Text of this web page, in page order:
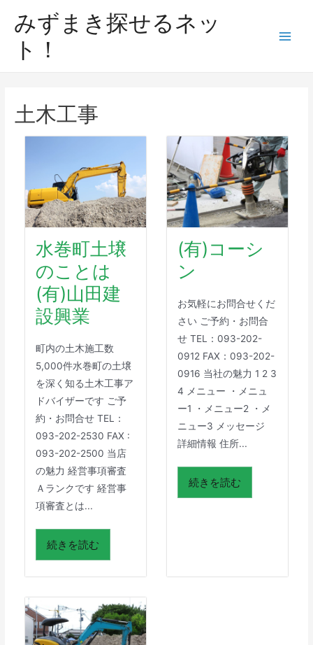
みずまき探せるネッ
ト！
土木工事
水巻町土壌
のことは
(有)山田建
設興業
町内の土木施工数
5,000件水巻町の土壌
を深く知る土木工事ア
ドバイザーです ご予
約・お問合せ TEL：
093-202-2530 FAX :
093-202-2500 当店
の魅力 経営事項審査
Ａランクです 経営事
項審査とは...
続きを読む
(有)コーシ
ン
お気軽にお問合せくだ
さい ご予約・お問合
せ TEL：093-202-
0912 FAX：093-202-
0916 当社の魅力 1 2 3
4 メニュー ・メニュ
ー1 ・メニュー2 ・メ
ニュー3 メッセージ
詳細情報 住所...
続きを読む